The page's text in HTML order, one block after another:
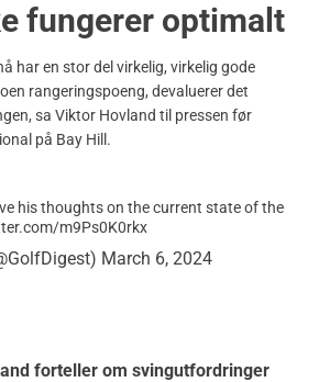
fungerer optimalt
har en stor del virkelig, virkelig gode
rangeringspoeng, devaluerer det
sa Viktor Hovland til pressen før
på Bay Hill.
his thoughts on the current state of the
m9Ps0K0rkx
March 6, 2024
forteller om svingutfordringer